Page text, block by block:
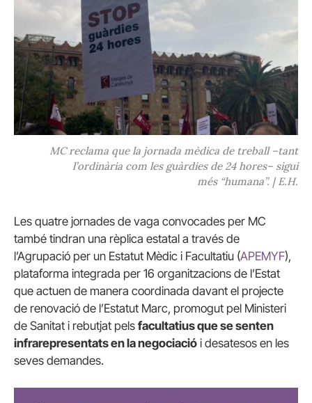
MC reclama que la jornada mèdica de treball –tant
l’ordinària com les guàrdies de 24 hores– sigui
més “humana”. | E.H.
Les quatre jornades de vaga convocades per MC
també tindran una rèplica estatal a través de
l’Agrupació per un Estatut Mèdic i Facultatiu (APEMYF),
plataforma integrada per 16 organitzacions de l’Estat
que actuen de manera coordinada davant el projecte
de renovació de l’Estatut Marc, promogut pel Ministeri
de Sanitat i rebutjat pels facultatius que se senten
infrarepresentats en la negociació i desatesos en les
seves demandes.